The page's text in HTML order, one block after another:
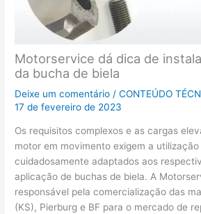
Motorservice dá dica de
da bucha de biela
Deixe um comentário /CONTEÚDO
17 de fevereiro de 2023
Os requisitos complexos e as cargas
motor em movimento exigem a
cuidadosamente adaptados aos
aplicação de buchas de biela. A
responsável pela comercialização das
(KS), Pierburg e BF para o mercado de